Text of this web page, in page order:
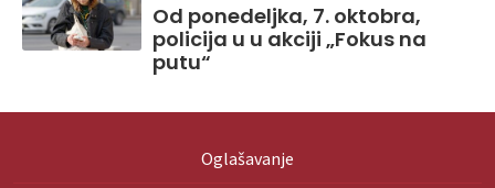
Od ponedeljka, 7. oktobra,
policija u u akciji „Fokus na
putu“
Oglašavanje